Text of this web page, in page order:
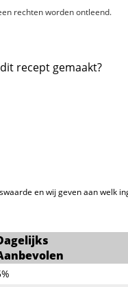
rechten worden ontleend.
recept gemaakt?
en wij geven aan welk